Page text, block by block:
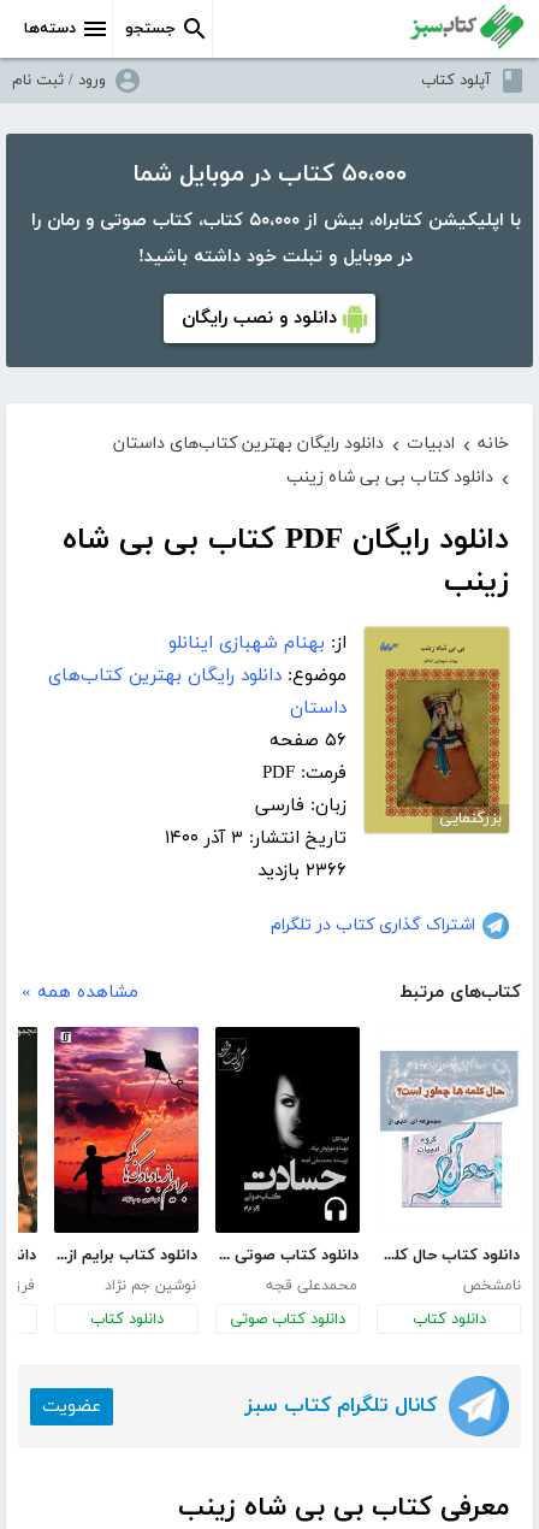
دسته‌ها جستجو
آپلود کتاب ورود / ثبت نام
۵۰،۰۰۰ کتاب در موبایل شما
با اپلیکیشن کتابراه، بیش از ۵۰،۰۰۰ کتاب، کتاب صوتی و رمان را
در موبایل و تبلت خود داشته باشید!
دانلود و نصب رایگان
خانه › ادبیات › دانلود رایگان بهترین کتاب‌های داستان
› دانلود کتاب بی بی شاه زینب
دانلود رایگان PDF کتاب بی بی شاه
زینب
بزرگنمایی
از: بهنام شهبازی اینانلو
موضوع: دانلود رایگان بهترین کتاب‌های
داستان
۵۶ صفحه
فرمت: PDF
زبان: فارسی
تاریخ انتشار: ۳ آذر ۱۴۰۰
۲۳۶۶ بازدید
اشتراک گذاری کتاب در تلگرام
کتاب‌های مرتبط مشاهده همه »
دانلود کتاب حال کلمه‌ها چطور است؟
نامشخص
دانلود کتاب
دانلود کتاب صوتی حسادت
محمدعلی قجه
دانلود کتاب صوتی
دانلود کتاب برایم از بادبادک‌ها بگو
نوشین جم نژاد
دانلود کتاب
کانال تلگرام کتاب سبز عضویت
معرفی کتاب بی بی شاه زینب